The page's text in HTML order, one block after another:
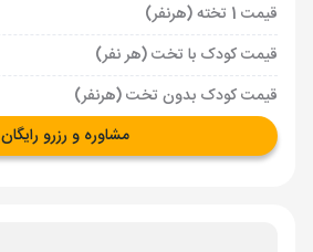
قیمت 1 تخته (هرنفر)
قیمت کودک با تخت (هر نفر)
قیمت کودک بدون تخت (هرنفر)
مشاوره و رزرو رایگان